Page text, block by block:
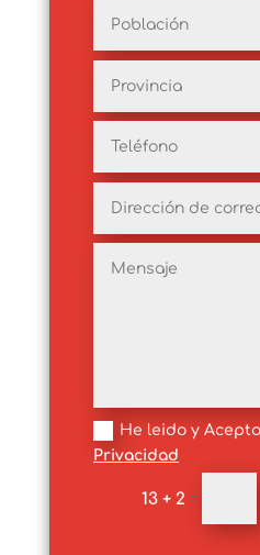
He leido y
Privacidad
13 + 2 =